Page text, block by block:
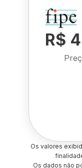
R$
Os valores
Os dados não